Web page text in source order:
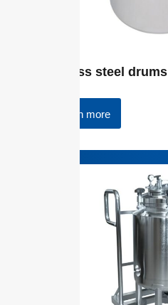
Stainless steel drums
Learn more